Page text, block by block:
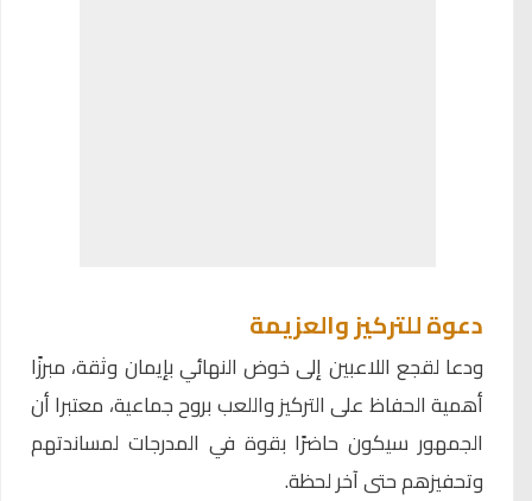
دعوة للتركيز والعزيمة
ودعا لقجع اللاعبين إلى خوض النهائي بإيمان وثقة، مبرزًا
أهمية الحفاظ على التركيز واللعب بروح جماعية، معتبرا أن
الجمهور سيكون حاضرًا بقوة في المدرجات لمساندتهم
وتحفيزهم حتى آخر لحظة.